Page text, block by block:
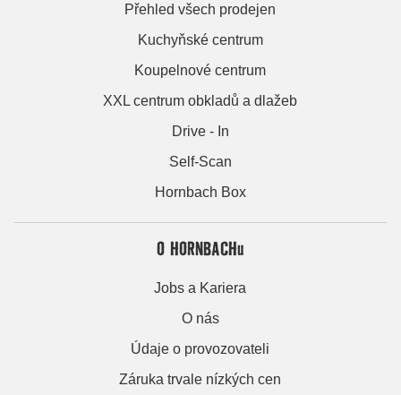
Přehled všech prodejen
Kuchyňské centrum
Koupelnové centrum
XXL centrum obkladů a dlažeb
Drive - In
Self-Scan
Hornbach Box
O HORNBACHu
Jobs a Kariera
O nás
Údaje o provozovateli
Záruka trvale nízkých cen